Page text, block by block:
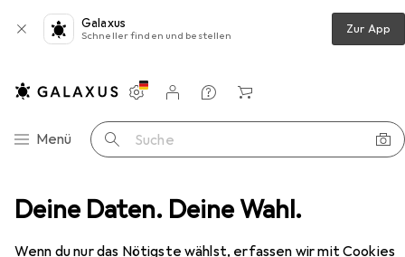
Deine Daten. Deine Wahl.
Wenn du nur das Nötigste wählst, erfassen wir mit Cookies
Galaxus
Schneller finden und bestellen Zur App
Navigation nach Kategorien
Menü Suche
Einstellungen
Kundenkonto
Vergleichslisten
Merklisten
Warenkorb
Running Laufschuhe Brütting Outdoorschuhe
EUR
49,94